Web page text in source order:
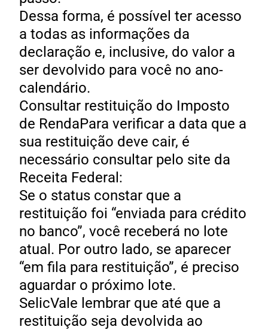
Dessa forma, é possível ter acesso
a todas as informações da
declaração e, inclusive, do valor a
ser devolvido para você no ano-
calendário.
Consultar restituição do Imposto
de RendaPara verificar a data que a
sua restituição deve cair, é
necessário consultar pelo site da
Receita Federal:
Se o status constar que a
restituição foi “enviada para crédito
no banco”, você receberá no lote
atual. Por outro lado, se aparecer
“em fila para restituição”, é preciso
aguardar o próximo lote.
SelicVale lembrar que até que a
restituição seja devolvida ao